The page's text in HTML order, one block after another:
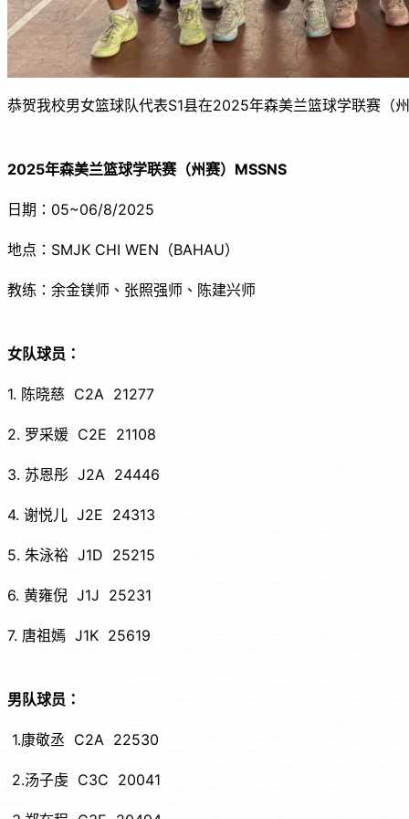
恭贺我校男女篮球队代表S1县在2025年森美兰篮球学联赛（
2025年森美兰篮球学联赛（州赛）MSSNS
日期：05~06/8/2025
地点：SMJK CHI WEN（BAHAU）
教练：余金镁师、张照强师、陈建兴师
女队球员：
1. 陈晓慈 C2A 21277
2. 罗采媛 C2E 21108
3. 苏恩彤 J2A 24446
4. 谢悦儿 J2E 24313
5. 朱泳裕 J1D 25215
6. 黄雍倪 J1J 25231
7. 唐祖嫣 J1K 25619
男队球员：
1.康敬丞 C2A 22530
2.汤子虔 C3C 20041